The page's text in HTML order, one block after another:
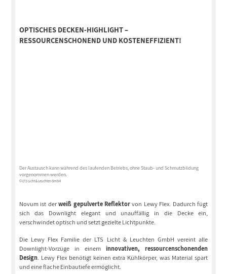
OPTISCHES DECKEN-HIGHLIGHT –
RESSOURCENSCHONEND UND KOSTENEFFIZIENT!
Der Austausch kann während des laufenden Betriebs, ohne Staub- und Schmutzbildung
vorgenommen werden.
© LTS Licht & Leuchten GmbH
Novum ist derweiß gepulverte Reflektorvon Lewy Flex. Dadurch fügt
sich das Downlight elegant und unauffällig in die Decke ein,
verschwindet optisch und setzt gezielte Lichtpunkte.
Die Lewy Flex Familie der LTS Licht & Leuchten GmbH vereint alle
Downlight-Vorzüge in einem innovativen, ressourcenschonenden
Design. Lewy Flex benötigt keinen extra Kühlkörper, was Material spart
und eine flache Einbautiefe ermöglicht.